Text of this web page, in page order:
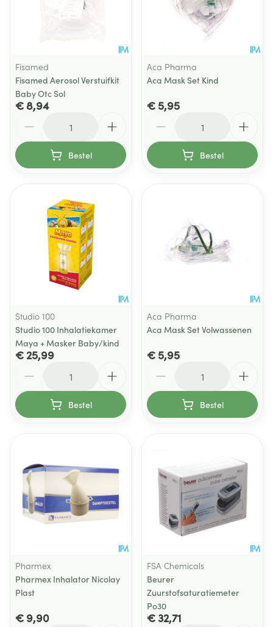
Fisamed
Fisamed Aerosol Verstuifkit
Baby Otc Sol
€ 8,94
Bestel
Aca Pharma
Aca Mask Set Kind
€ 5,95
Bestel
Studio 100
Studio 100 Inhalatiekamer
Maya + Masker Baby/kind
€ 25,99
Bestel
Aca Pharma
Aca Mask Set Volwassenen
€ 5,95
Bestel
Pharmex
Pharmex Inhalator Nicolay
Plast
€ 9,90
FSA Chemicals
Beurer
Zuurstofsaturatiemeter
Po30
€ 32,71